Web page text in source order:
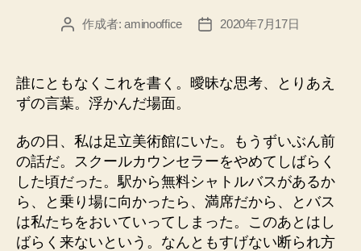
グ
投
作成者:aminooffice
投
2020年7月17日
誰にともなくこれを書く。曖昧な思考、とりあえ
ずの言葉。浮かんだ場面。
あの日、私は足立美術館にいた。もうずいぶん前
の話だ。スクールカウンセラーをやめてしばらく
した頃だった。駅から無料シャトルバスがあるか
ら、と乗り場に向かったら、満席だから、とバス
は私たちをおいていってしまった。このあとはし
ばらく来ないという。なんともすげない断られ方